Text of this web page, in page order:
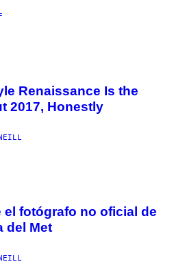
Renaissance Is the
2017, Honestly
el fotógrafo no oficial de
del Met